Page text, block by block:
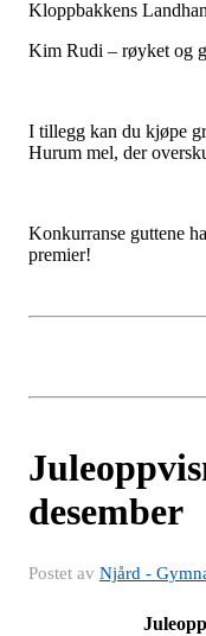
Kloppbakkens
Kim Rudi – røyket og
I tillegg kan du kjøpe
Hurum mel, der
Konkurranse guttene
premier!
desember
Postet av Njård -